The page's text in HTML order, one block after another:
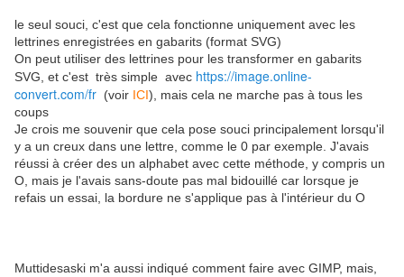
le seul souci, c'est que cela fonctionne uniquement avec les
lettrines enregistrées en gabarits (format SVG)
On peut utiliser des lettrines pour les transformer en gabarits
SVG, et c'est très simple avec https://image.online-
convert.com/fr (voir ICI), mais cela ne marche pas à tous les
coups
Je crois me souvenir que cela pose souci principalement lorsqu'il
y a un creux dans une lettre, comme le 0 par exemple. J'avais
réussi à créer des un alphabet avec cette méthode, y compris un
O, mais je l'avais sans-doute pas mal bidouillé car lorsque je
refais un essai, la bordure ne s'applique pas à l'intérieur du O
Muttidesaski m'a aussi indiqué comment faire avec GIMP, mais,